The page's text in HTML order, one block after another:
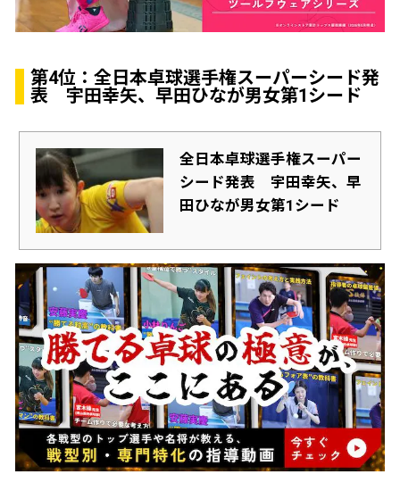
第4位：全日本卓球選手権スーパーシード発
表 宇田幸矢、早田ひなが男女第1シード
全日本卓球選手権スーパー
シード発表 宇田幸矢、早
田ひなが男女第1シード